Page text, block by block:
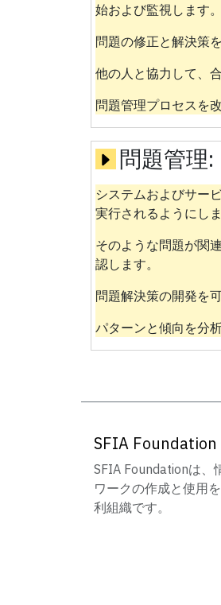
始および監視します。
問題の修正と解決策
他の人と協力して、
問題管理プロセスを
問題管理:
システムおよびサー
実行されるようにしま
そのような問題が関
認します。
問題解決策の開発を
パターンと傾向を分
SFIA Foundation
SFIA Foundationは、
ワークの作成と使用
利組織です。